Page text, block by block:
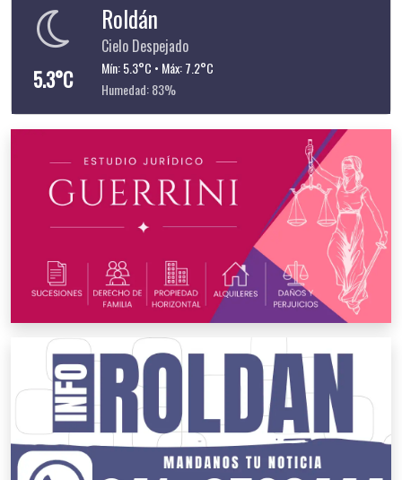
5.3°C
Roldán
Cielo Despejado
Mín: 5.3°C • Máx: 7.2°C
Humedad: 83%